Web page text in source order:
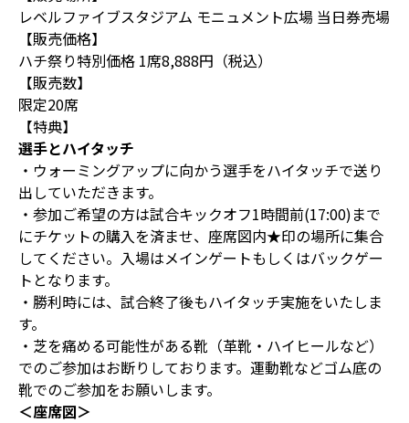
レベルファイブスタジアム モニュメント広場 当日券売場
【販売価格】
ハチ祭り特別価格 1席8,888円（税込）
【販売数】
限定20席
【特典】
選手とハイタッチ
・ウォーミングアップに向かう選手をハイタッチで送り
出していただきます。
・参加ご希望の方は試合キックオフ1時間前(17:00)まで
にチケットの購入を済ませ、座席図内★印の場所に集合
してください。入場はメインゲートもしくはバックゲー
トとなります。
・勝利時には、試合終了後もハイタッチ実施をいたしま
す。
・芝を痛める可能性がある靴（革靴・ハイヒールなど）
でのご参加はお断りしております。運動靴などゴム底の
靴でのご参加をお願いします。
＜座席図＞